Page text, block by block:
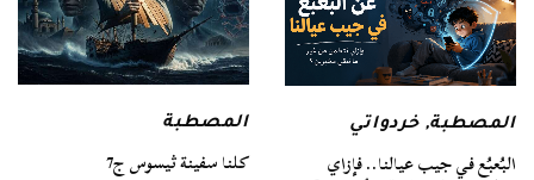
المصطبة,خردواتي
البُعبُع في جيب عيالنا.. فإزاي
المصطبة
كلنا سفينة ثيسوس ج7